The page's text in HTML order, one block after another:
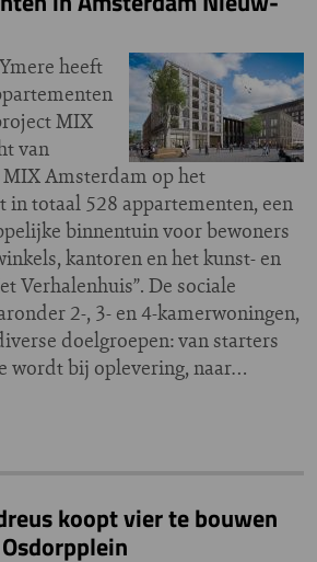
heeft
MIX
van
Amsterdam op het
in totaal 528 appartementen, een
binnentuin voor bewoners
kantoren en het kunst- en
Verhalenhuis”. De sociale
2-, 3- en 4-kamerwoningen,
doelgroepen: van starters
wordt bij oplevering, naar…
koopt vier te bouwen